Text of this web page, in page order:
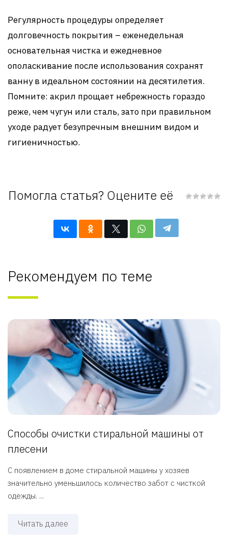
Регулярность процедуры определяет
долговечность покрытия – еженедельная
основательная чистка и ежедневное
ополаскивание после использования сохранят
ванну в идеальном состоянии на десятилетия.
Помните: акрил прощает небрежность гораздо
реже, чем чугун или сталь, зато при правильном
уходе радует безупречным внешним видом и
гигиеничностью.
Помогла статья? Оцените её
Рекомендуем по теме
Способы очистки стиральной машины от
плесени
С появлением в доме стиральной машины у хозяев
значительно уменьшилось количество забот с чисткой
одежды. ...
Читать далее